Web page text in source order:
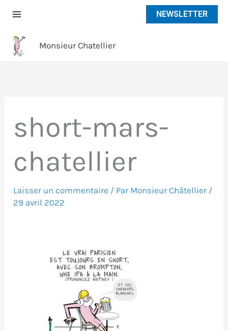
NEWSLETTER
Monsieur Chatellier
short-mars-
chatellier
Laisser un commentaire / Par Monsieur Châtellier /
29 avril 2022